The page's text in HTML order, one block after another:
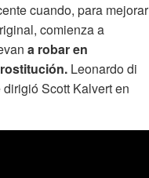
cuando, para mejorar
comienza a
a robar en
Leonardo di
Scott Kalvert en